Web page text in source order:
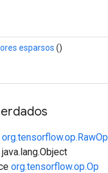
esparsos ()
org.tensorflow.op.RawOp
org.tensorflow.op.Op